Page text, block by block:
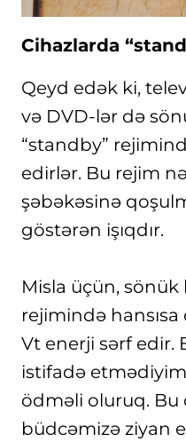
Cihazlarda
Qeyd edək ki,
və DVD-lər də
“standby”
edirlər. Bu rejim
şəbəkəsinə
göstərən işıqdır.
Misla üçün, sönük
rejimində hansısa
Vt enerji sərf edir.
istifadə
ödməli oluruq. Bu
büdcəmizə ziyan